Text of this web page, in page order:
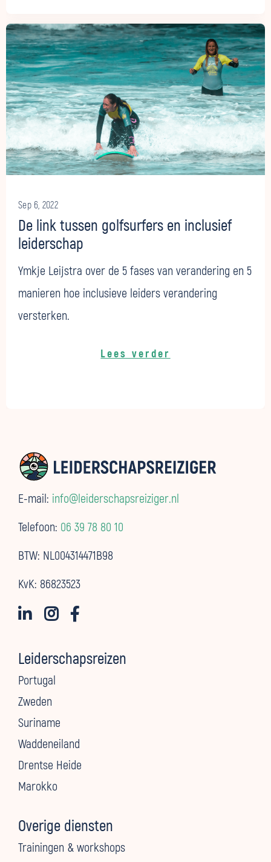
Sep 6, 2022
De link tussen golfsurfers en inclusief
leiderschap
Ymkje Leijstra over de 5 fases van verandering en 5
manieren hoe inclusieve leiders verandering
versterken.
Lees verder
E-mail: info@leiderschapsreiziger.nl
Telefoon: 06 39 78 80 10
BTW: NL004314471B98
KvK: 86823523
  
Leiderschapsreizen
Portugal
Zweden
Suriname
Waddeneiland
Drentse Heide
Marokko
Overige diensten
Trainingen & workshops